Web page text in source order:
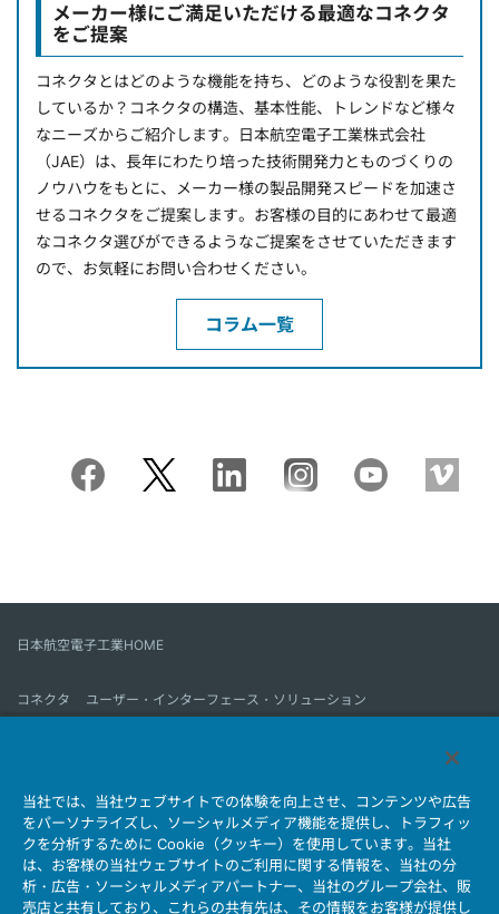
メーカー様にご満足いただける最適なコネクタ
をご提案
コネクタとはどのような機能を持ち、どのような役割を果た
しているか？コネクタの構造、基本性能、トレンドなど様々
なニーズからご紹介します。日本航空電子工業株式会社
（JAE）は、長年にわたり培った技術開発力とものづくりの
ノウハウをもとに、メーカー様の製品開発スピードを加速さ
せるコネクタをご提案します。お客様の目的にあわせて最適
なコネクタ選びができるようなご提案をさせていただきます
ので、お気軽にお問い合わせください。
コラム一覧
日本航空電子工業HOME
コネクタ
ユーザー・インターフェース・ソリューション
会社情報 サステナビリティ IR情報 採用情報
会社情報新着一覧
製品情報新着一覧
サイトマップ お問い合わせ
当社では、当社ウェブサイトでの体験を向上させ、コンテンツや広告
をパーソナライズし、ソーシャルメディア機能を提供し、トラフィッ
クを分析するために Cookie（クッキー）を使用しています。当社
は、お客様の当社ウェブサイトのご利用に関する情報を、当社の分
析・広告・ソーシャルメディアパートナー、当社のグループ会社、販
売店と共有しており、これらの共有先は、その情報をお客様が提供し